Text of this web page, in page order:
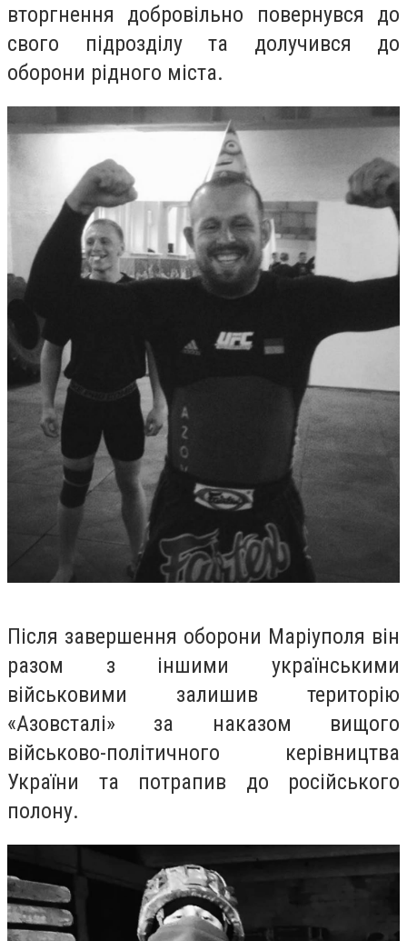
вторгнення добровільно повернувся до
свого підрозділу та долучився до
оборони рідного міста.
Після завершення оборони Маріуполя він
разом з іншими українськими
військовими залишив територію
«Азовсталі» за наказом вищого
військово-політичного керівництва
України та потрапив до російського
полону.